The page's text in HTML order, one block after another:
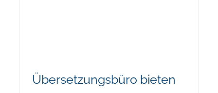
Übersetzungsbüro bieten